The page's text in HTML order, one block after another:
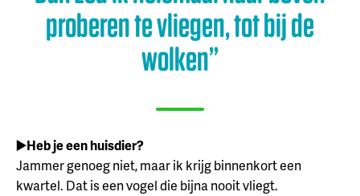
proberen te vliegen, tot bij de
wolken”
▶️Heb je een huisdier?
Jammer genoeg niet, maar ik krijg binnenkort een
kwartel. Dat is een vogel die bijna nooit vliegt.